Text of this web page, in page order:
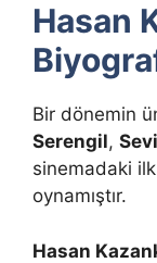
Hasan
Bir dönemin
Serengil,
sinemadaki
oynamıştır.
Hasan